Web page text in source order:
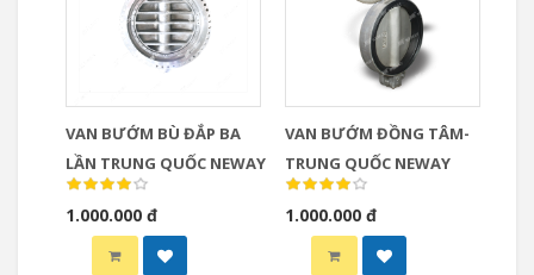
VAN BƯỚM BÙ ĐẮP BA
LẦN TRUNG QUỐC NEWAY
1.000.000 đ
VAN BƯỚM ĐỒNG TÂM-
TRUNG QUỐC NEWAY
1.000.000 đ